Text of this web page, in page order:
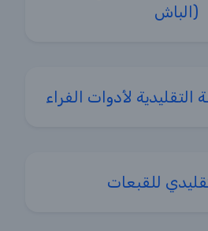
(الباش
لأدوات الفراء
للقبعات